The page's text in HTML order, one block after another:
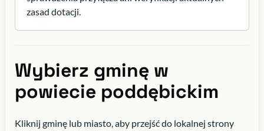
zasad dotacji.
Wybierz gminę w
powiecie poddębickim
Kliknij gminę lub miasto, aby przejść do lokalnej strony